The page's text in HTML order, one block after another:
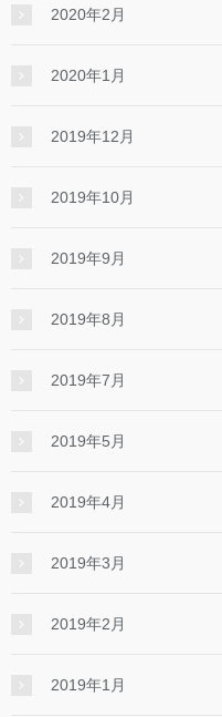
2020年2月
2020年1月
2019年12月
2019年10月
2019年9月
2019年8月
2019年7月
2019年5月
2019年4月
2019年3月
2019年2月
2019年1月